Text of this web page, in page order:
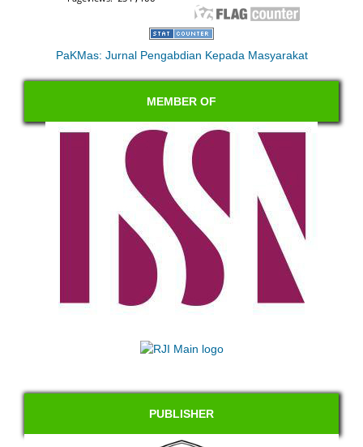
PaKMas: Jurnal Pengabdian Kepada Masyarakat
MEMBER OF
PUBLISHER